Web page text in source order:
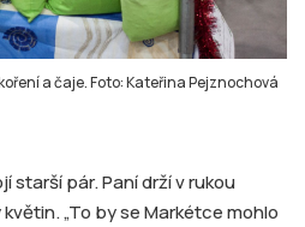
a čaje. Foto: Kateřina Pejznochová
starší pár. Paní drží v rukou
„To by se Markétce mohlo